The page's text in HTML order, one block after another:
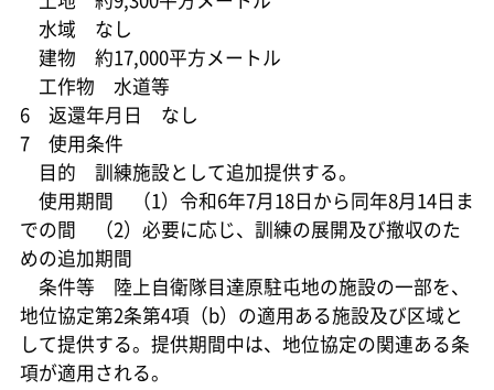
水域 なし
建物 約17,000平方メートル
工作物 水道等
6 返還年月日 なし
7 使用条件
目的 訓練施設として追加提供する。
使用期間 （1）令和6年7月18日から同年8月14日ま
での間 （2）必要に応じ、訓練の展開及び撤収のた
めの追加期間
条件等 陸上自衛隊目達原駐屯地の施設の一部を、
地位協定第2条第4項（b）の適用ある施設及び区域と
して提供する。提供期間中は、地位協定の関連ある条
項が適用される。